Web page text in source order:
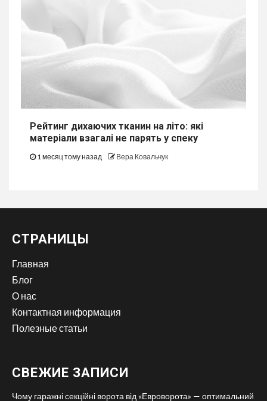
Рейтинг дихаючих тканин на літо: які
матеріали взагалі не парять у спеку
1 месяц тому назад Вера Ковальчук
СТРАНИЦЫ
Главная
Блог
О нас
Контактная информация
Полезные статьи
СВЕЖИЕ ЗАПИСИ
Чому гаражні секційні ворота від «Евроворота» — оптимальний